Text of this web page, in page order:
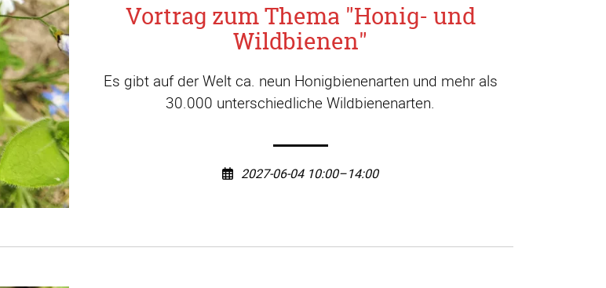
Vortrag zum Thema "Honig- und
Wildbienen"
Es gibt auf der Welt ca. neun Honigbienenarten und mehr als
30.000 unterschiedliche Wildbienenarten.
2027-06-04 10:00–14:00